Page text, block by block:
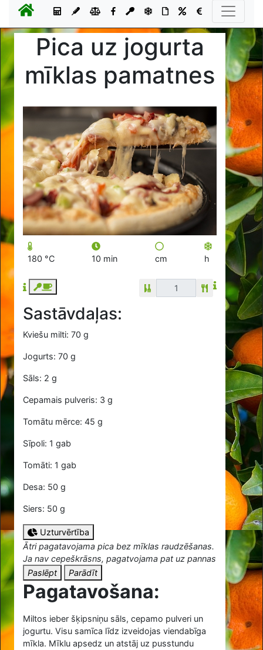
Pica uz jogurta
mīklas pamatnes
180 °C 10 min cm h
Sastāvdaļas:
Kviešu milti: 70 g
Jogurts: 70 g
Sāls: 2 g
Cepamais pulveris: 3 g
Tomātu mērce: 45 g
Sīpoli: 1 gab
Tomāti: 1 gab
Desa: 50 g
Siers: 50 g
Uzturvērtība
Ātri pagatavojama pica bez mīklas raudzēšanas.
Ja nav cepeškrāsns, pagatvojama pat uz pannas
Paslēpt
Parādīt
Pagatavošana:
Miltos ieber šķipsniņu sāls, cepamo pulveri un
jogurtu. Visu samīca līdz izveidojas viendabīga
mīkla. Mīklu apsedz un atstāj uz pusstundu